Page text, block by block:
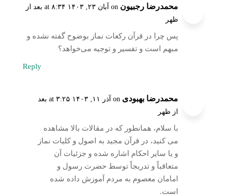
محمدرضا رجبیون
on آبان ۲۳, ۱۴۰۳ at ۸:۳۴ بعد از
ظهر
پس چرا در قرآن رکعات نماز بوضوح گفته نشده و
مبهم است و تفسیر و توجیه می‌خواهد؟
Reply
محمدرضا بهبودی
on آذر ۱۱, ۱۴۰۳ at ۳:۲۵ بعد
از ظهر
با سلام، همانطور که در مقالات بالا مشاهده
می کنید، در قرآن مجید به اصول و کلیات نماز
و یا سایر احکام اشاره شده و جزئیات آن
متعاقباً و تدریجاً توسط حضرت رسول و
امامان معصوم به مردم آموزش داده شده
است.